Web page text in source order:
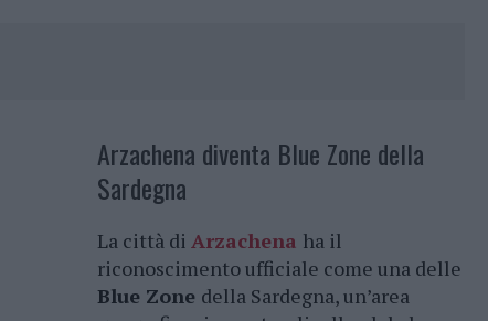
Arzachena diventa Blue Zone della
Sardegna
La città di Arzachena ha il
riconoscimento ufficiale come una delle
Blue Zone della Sardegna, un’area